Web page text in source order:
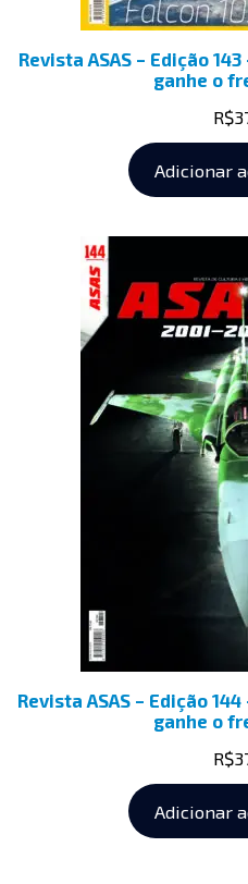
Revista ASAS – Edição
ganhe o
R$
Adicionar
Revista ASAS – Edição
ganhe o
R$
Adicionar